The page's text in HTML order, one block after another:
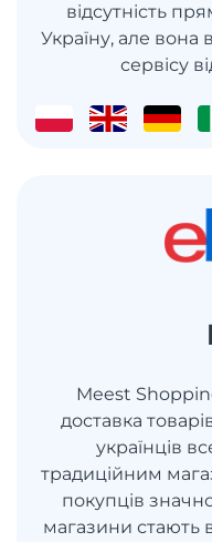
відсутність
Україну, але вона
сервісу
Meest
доставка
українців
традиційним
покупців
магазини стають